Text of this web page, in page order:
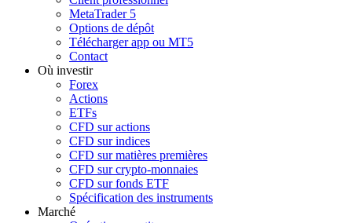
MetaTrader 5
Options de dépôt
Télécharger app ou MT5
Contact
Où investir
Forex
Actions
ETFs
CFD sur actions
CFD sur indices
CFD sur matières premières
CFD sur crypto-monnaies
CFD sur fonds ETF
Spécification des instruments
Marché